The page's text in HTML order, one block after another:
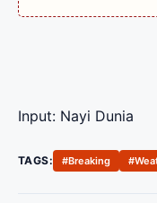
Input: Nayi Dunia
TAGS: #Breaking